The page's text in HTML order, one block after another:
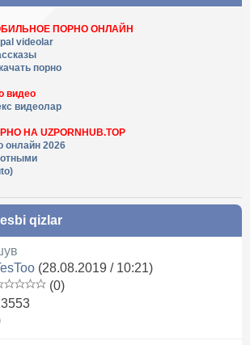
ПОРНО ОНЛАЙН
videolar
порно
видео
видеолар
НА UZPORNHUB.TOP
онлайн 2026
qizlar
(28.08.2019 / 10:21)
(0)